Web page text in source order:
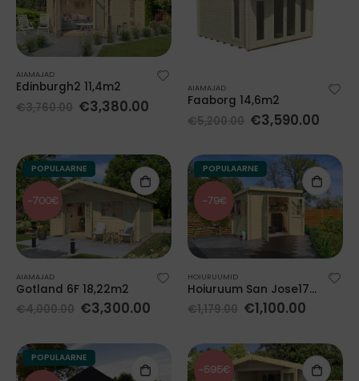
AIAMAJAD
Edinburgh2 11,4m2
€3,760.00 €3,380.00
AIAMAJAD
Faaborg 14,6m2
€5,200.00 €3,590.00
POPULAARNE
-700€
AIAMAJAD
Gotland 6F 18,22m2
€4,000.00 €3,300.00
POPULAARNE
-79€
HOIURUUMID
Hoiuruum San Jose175 4,56m2
€1,179.00 €1,100.00
POPULAARNE
-595€